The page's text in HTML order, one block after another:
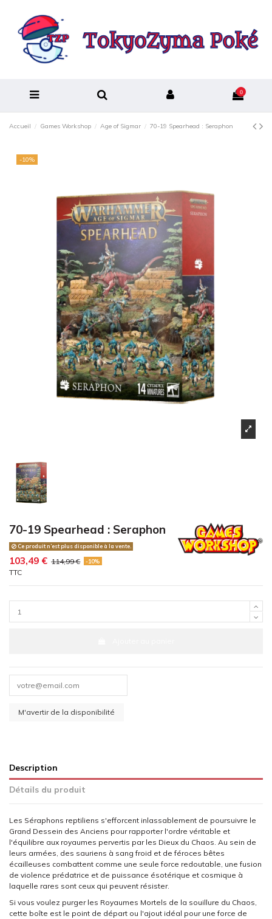
0
Accueil Games Workshop Age of Sigmar 70-19 Spearhead : Seraphon
-10%
70-19 Spearhead : Seraphon
Ce produit n’est plus disponible à la vente.
103,49 € 114,99 € -10%
TTC
Description
Détails du produit
Les Séraphons reptiliens s'efforcent inlassablement de poursuivre le
Grand Dessein des Anciens pour rapporter l'ordre véritable et
l'équilibre aux royaumes pervertis par les Dieux du Chaos. Au sein de
leurs armées, des sauriens à sang froid et de féroces bêtes
écailleuses combattent comme une seule force redoutable, une fusion
de violence prédatrice et de puissance ésotérique et cosmique à
laquelle rares sont ceux qui peuvent résister.
Si vous voulez purger les Royaumes Mortels de la souillure du Chaos,
cette boîte est le point de départ ou l'ajout idéal pour une force de